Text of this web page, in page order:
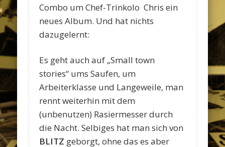
Combo um Chef-Trinkolo Chris ein
neues Album. Und hat nichts
dazugelernt:
Es geht auch auf „Small town
stories“ ums Saufen, um
Arbeiterklasse und Langeweile, man
rennt weiterhin mit dem
(unbenutzen) Rasiermesser durch
die Nacht. Selbiges hat man sich von
BLITZ geborgt, ohne das es aber